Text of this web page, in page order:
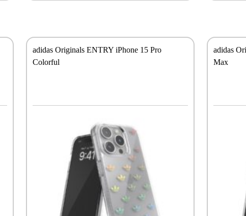
adidas Originals ENTRY iPhone 15 Pro
Colorful
adidas
Max